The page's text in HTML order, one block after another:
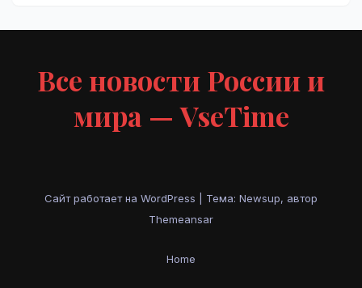
Все новости России и
мира — VseTime
Сайт работает на WordPress
Тема: Newsup, автор
Themeansar
Home